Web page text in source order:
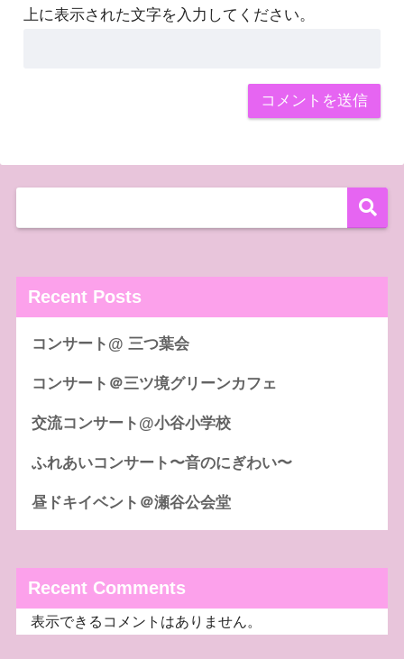
上に表示された文字を入力してください。
Recent Posts
コンサート@ 三つ葉会
コンサート＠三ツ境グリーンカフェ
交流コンサート@小谷小学校
ふれあいコンサート〜音のにぎわい〜
昼ドキイベント＠瀬谷公会堂
Recent Comments
表示できるコメントはありません。